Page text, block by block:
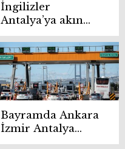
İngilizler
Antalya’ya akın
ediyor
Bayramda Ankara
İzmir Antalya
otoyol ücreti 2025